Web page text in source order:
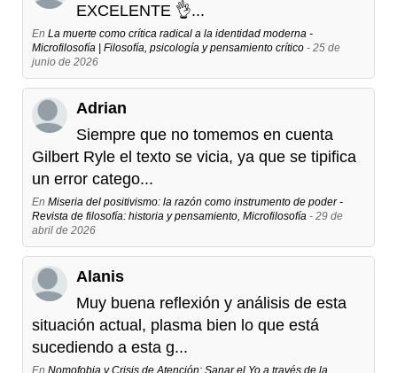
EXCELENTE 👌...
En La muerte como crítica radical a la identidad moderna -
Microfilosofía | Filosofía, psicología y pensamiento crítico - 25 de
junio de 2026
Adrian
Siempre que no tomemos en cuenta
Gilbert Ryle el texto se vicia, ya que se tipifica
un error catego...
En Miseria del positivismo: la razón como instrumento de poder -
Revista de filosofía: historia y pensamiento, Microfilosofía - 29 de
abril de 2026
Alanis
Muy buena reflexión y análisis de esta
situación actual, plasma bien lo que está
sucediendo a esta g...
En Nomofobia y Crisis de Atención: Sanar el Yo a través de la